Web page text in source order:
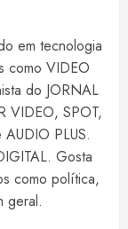
em tecnologia
como VIDEO
do JORNAL
VIDEO, SPOT,
PLUS.
Gosta
como política,
geral.